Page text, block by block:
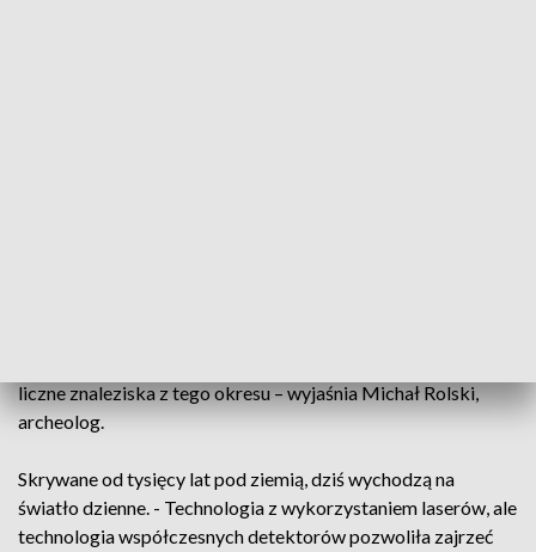
liczne znaleziska z tego okresu – wyjaśnia Michał Rolski,
archeolog.
Skrywane od tysięcy lat pod ziemią, dziś wychodzą na
światło dzienne. - Technologia z wykorzystaniem laserów, ale
technologia współczesnych detektorów pozwoliła zajrzeć